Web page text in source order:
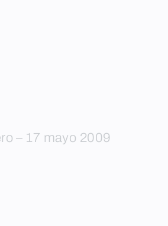
– 17 mayo 2009